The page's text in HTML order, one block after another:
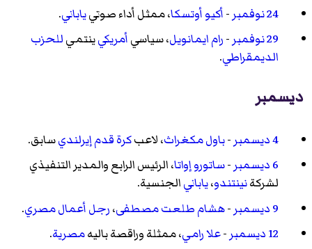
24 نوفمبر
-أكيو أوتسكا، ممثل أداء صوتيياباني.
29 نوفمبر
-رام ايمانويل، سياسيأمريكيينتميللحزب
الديمقراطي.
ديسمبر
4 ديسمبر -باول مكغراث، لاعبكرة قدمإيرلنديسابق.
6 ديسمبر
-ساتورو إواتا، الرئيس الرابع والمدير التنفيذي
لشركةنينتندو،يابانيالجنسية.
9 ديسمبر
-هشام طلعت مصطفى،رجل أعمالمصري.
12 ديسمبر
-علا رامي، ممثلة وراقصة باليهمصرية.